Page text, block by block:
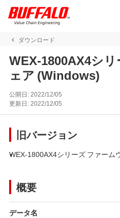
ダウンロード
WEX-1800AX4シ
ェア (Windows)
公開日:2022/12/05
更新日:2022/12/05
旧バージョン
WEX-1800AX4シリーズ ファーム
概要
データ名